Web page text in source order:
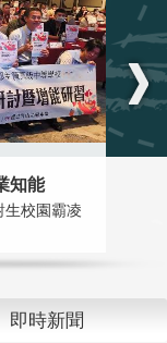
知能
生校園霸凌
即時新聞